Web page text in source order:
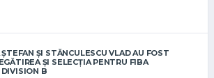
ȘI STĂNCULESCU VLAD AU FOST
ȘI SELECȚIA PENTRU FIBA
B